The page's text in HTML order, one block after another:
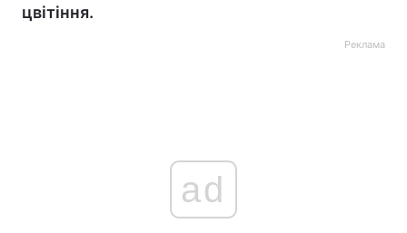
цвітіння.
Реклама
ad